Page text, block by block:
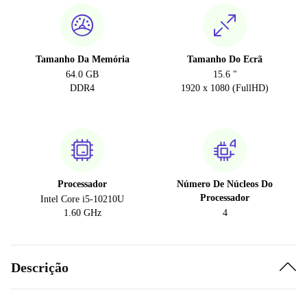
Tamanho Da Memória
64.0 GB
DDR4
Tamanho Do Ecrã
15.6 "
1920 x 1080 (FullHD)
Processador
Intel Core i5-10210U
1.60 GHz
Número De Núcleos Do
Processador
4
Descrição